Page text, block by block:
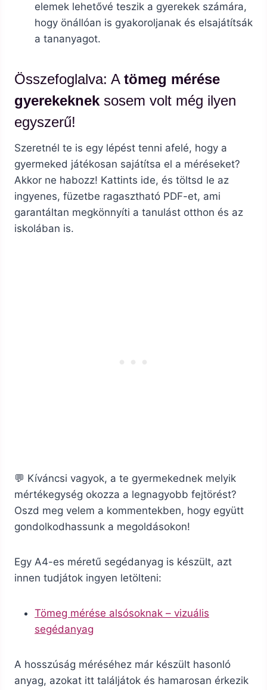
elemek lehetővé teszik a gyerekek számára,
hogy önállóan is gyakoroljanak és elsajátítsák
a tananyagot.
Összefoglalva: A tömeg mérése
gyerekeknek sosem volt még ilyen
egyszerű!
Szeretnél te is egy lépést tenni afelé, hogy a
gyermeked játékosan sajátítsa el a méréseket?
Akkor ne habozz! Kattints ide, és töltsd le az
ingyenes, füzetbe ragasztható PDF-et, ami
garantáltan megkönnyíti a tanulást otthon és az
iskolában is.
💬 Kíváncsi vagyok, a te gyermekednek melyik
mértékegység okozza a legnagyobb fejtörést?
Oszd meg velem a kommentekben, hogy együtt
gondolkodhassunk a megoldásokon!
Egy A4-es méretű segédanyag is készült, azt
innen tudjátok ingyen letölteni:
Tömeg mérése alsósoknak – vizuális
segédanyag
A hosszúság méréséhez már készült hasonló
anyag, azokat itt találjátok és hamarosan érkezik